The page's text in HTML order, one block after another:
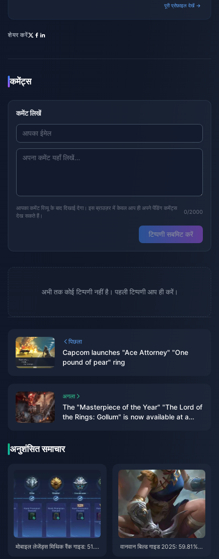
पूरी प्रोफ़ाइल देखें →
शेयर करें
कमेंट्स
कमेंट लिखें
आपका कमेंट रिव्यू के बाद दिखाई देगा। इस ब्राउज़र में केवल आप ही अपने पेंडिंग कमेंट्स
देख सकते हैं।
0/2000
टिप्पणी सबमिट करें
अभी तक कोई टिप्पणी नहीं है। पहली टिप्पणी आप ही करें।
पिछला
Capcom launches "Ace Attorney" "One
pound of pear" ring
अगला
The "Masterpiece of the Year" "The Lord of
the Rings: Gollum" is now available at a
अनुशंसित समाचार
मोबाइल लेजेंड्स मिथिक रैंक गाइड: 51.4
वानवान बिल्ड गाइड 2025: 59.81%